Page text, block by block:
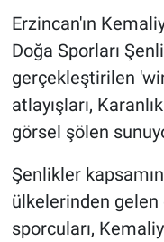
Erzincan'ın
Doğa Sporları
gerçekleştirilen
atlayışları,
görsel şölen
Şenlikler
ülkelerinden
sporcuları,